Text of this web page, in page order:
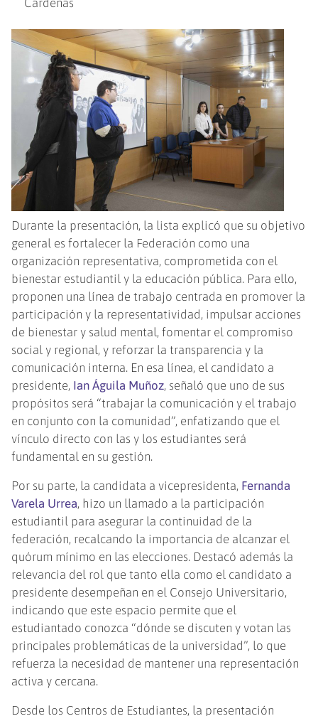
Durante la presentación, la lista explicó que su objetivo
general es fortalecer la Federación como una
organización representativa, comprometida con el
bienestar estudiantil y la educación pública. Para ello,
proponen una línea de trabajo centrada en promover la
participación y la representatividad, impulsar acciones
de bienestar y salud mental, fomentar el compromiso
social y regional, y reforzar la transparencia y la
comunicación interna. En esa línea, el candidato a
presidente, Ian Águila Muñoz, señaló que uno de sus
propósitos será “trabajar la comunicación y el trabajo
en conjunto con la comunidad”, enfatizando que el
vínculo directo con las y los estudiantes será
fundamental en su gestión.
Por su parte, la candidata a vicepresidenta, Fernanda
Varela Urrea, hizo un llamado a la participación
estudiantil para asegurar la continuidad de la
federación, recalcando la importancia de alcanzar el
quórum mínimo en las elecciones. Destacó además la
relevancia del rol que tanto ella como el candidato a
presidente desempeñan en el Consejo Universitario,
indicando que este espacio permite que el
estudiantado conozca “dónde se discuten y votan las
principales problemáticas de la universidad”, lo que
refuerza la necesidad de mantener una representación
activa y cercana.
Desde los Centros de Estudiantes, la presentación